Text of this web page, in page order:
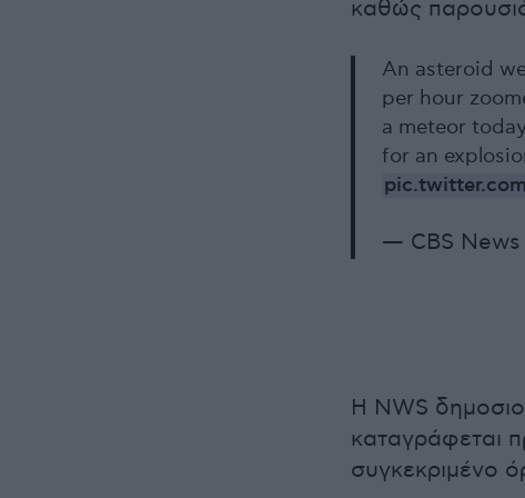
καθώς
An asteroid
per hour
a meteor
for an
— CBS News
Η NWS
καταγράφεται
συγκεκριμένο